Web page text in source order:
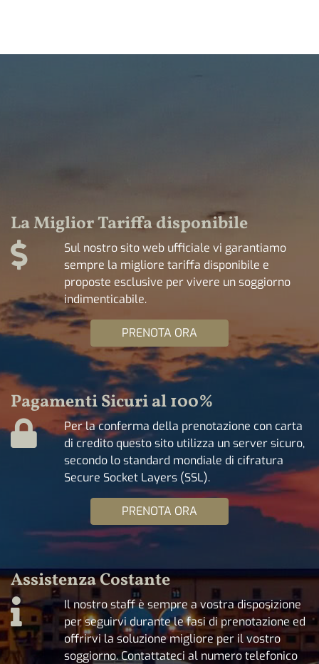
La Miglior Tariffa disponibile
Sul nostro sito web ufficiale vi garantiamo
sempre la migliore tariffa disponibile e
proposte esclusive per vivere un soggiorno
indimenticabile.
PRENOTA ORA
Pagamenti Sicuri al 100%
Per la conferma della prenotazione con carta
di credito questo sito utilizza un server sicuro,
secondo lo standard mondiale di cifratura
Secure Socket Layers (SSL).
PRENOTA ORA
Assistenza Costante
Il nostro staff è sempre a vostra disposizione
per seguirvi durante le fasi di prenotazione ed
offrirvi la soluzione migliore per il vostro
soggiorno. Contattateci al numero telefonico